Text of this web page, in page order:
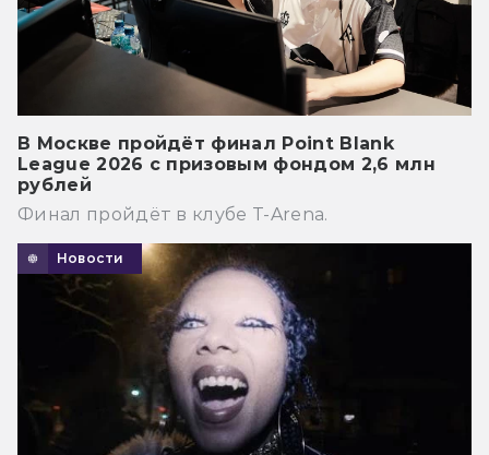
В Москве пройдёт финал Point Blank
League 2026 с призовым фондом 2,6 млн
рублей
Финал пройдёт в клубе T-Arena.
Новости